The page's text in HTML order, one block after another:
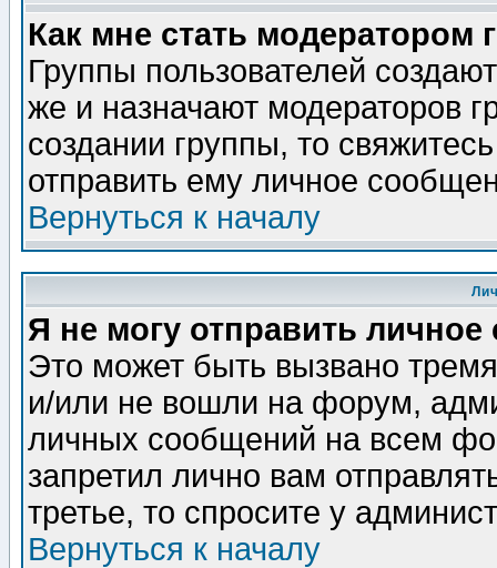
Как мне стать модератором
Группы пользователей
же и назначают модераторов
создании группы, то
отправить ему личное
Вернуться к началу
Я не могу отправить
Это может быть вызвано
и/или не вошли на форум,
личных сообщений на всем
запретил лично вам
третье, то спросите у
Вернуться к началу